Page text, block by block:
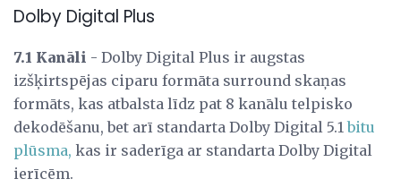
Dolby Digital Plus
7.1 Kanāli - Dolby Digital Plus ir augstas
izšķirtspējas ciparu formāta surround skaņas
formāts, kas atbalsta līdz pat 8 kanālu telpisko
dekodēšanu, bet arī standarta Dolby Digital 5.1bitu
plūsma, kas ir saderīga ar standarta Dolby Digital
ierīcēm.